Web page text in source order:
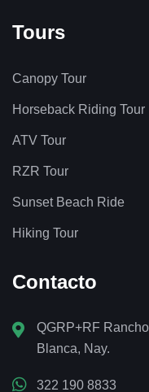
Tours
Canopy Tour
Horseback Riding Tour
ATV Tour
RZR Tour
Sunset Beach Ride
Hiking Tour
Contacto
QGRP+RF
Blanca, Nay.
322 190 8833